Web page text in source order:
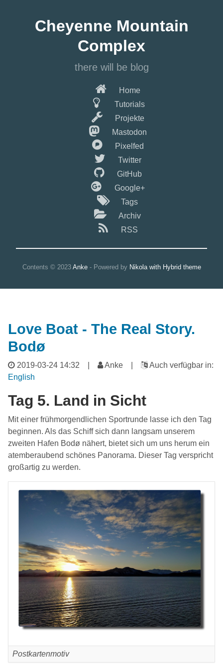
HauptinhaltCheyenne Mountain
Complex
there will be blog
Home
Tutorials
Projekte
Mastodon
Pixelfed
Twitter
GitHub
Google+
Tags
Archiv
RSS
Contents © 2023 Anke- Powered by Nikola with Hybrid theme
Love Boat - The Real Story.
Bodø
2019-03-24 14:32 Anke |
Auch verfügbar in:
English
Tag 5. Land in Sicht
Mit einer frühmorgendlichen Sportrunde lasse ich den Tag
beginnen. Als das Schiff sich dann langsam unserem
zweiten Hafen Bodø nähert, bietet sich um uns herum ein
atemberaubend schönes Panorama. Dieser Tag verspricht
großartig zu werden.
Postkartenmotiv